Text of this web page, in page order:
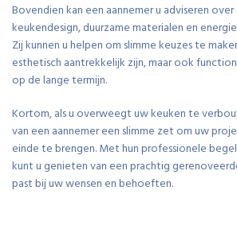
Bovendien kan een aannemer u adviseren
keukendesign, duurzame materialen en
Zij kunnen u helpen om slimme keuzes te
esthetisch aantrekkelijk zijn, maar ook
op de lange termijn.
Kortom, als u overweegt uw keuken te
van een aannemer een slimme zet om uw
einde te brengen. Met hun professionele
kunt u genieten van een prachtig
past bij uw wensen en behoeften.